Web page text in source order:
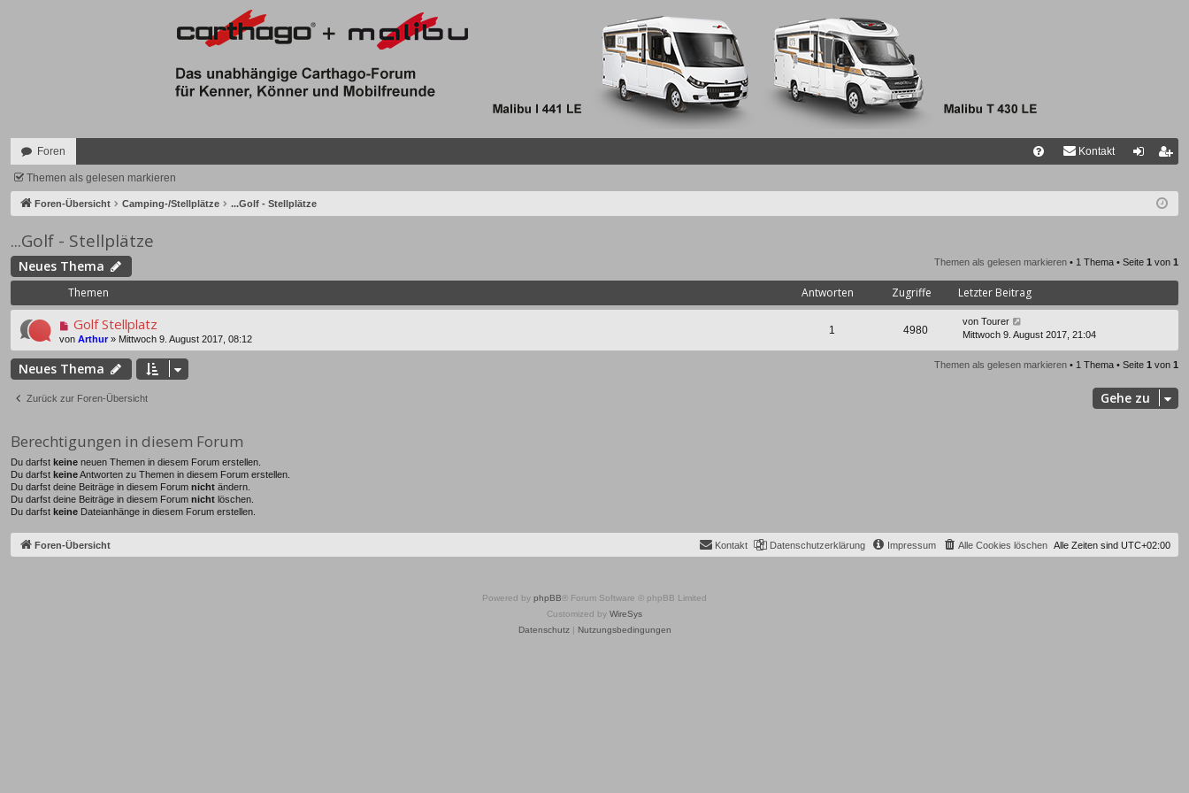
Foren Kontakt
de
n
ist
re
n
Themen als gelesen markieren
Foren-Übersicht Camping-/Stellplätze ...Golf - Stellplätze
...Golf - Stellplätze
Neues Thema Themen als gelesen markieren • 1 Thema • Seite 1 von 1
Themen Antworten Zugriffe Letzter Beitrag
Golf Stellplatz
von Arthur» Mittwoch 9. August 2017, 08:12
1 4980
von Tourer
Mittwoch 9. August 2017, 21:04
Neues Thema Themen als gelesen markieren • 1 Thema • Seite 1 von 1
Zurück zur Foren-Übersicht Gehe zu
Berechtigungen in diesem Forum
Du darfst keine neuen Themen in diesem Forum erstellen.
Du darfst keineAntworten zu Themen in diesem Forum erstellen.
Du darfst deine Beiträge in diesem Forum nicht ändern.
Du darfst deine Beiträge in diesem Forum nicht löschen.
Du darfst keine Dateianhänge in diesem Forum erstellen.
Foren-Übersicht Alle Zeiten sind UTC+02:00
Alle Cookies löschen
Impressum
Datenschutzerklärung
Kontakt
Powered by phpBB ® Forum Software © phpBB Limited
Customized by WireSys
Datenschutz| Nutzungsbedingungen